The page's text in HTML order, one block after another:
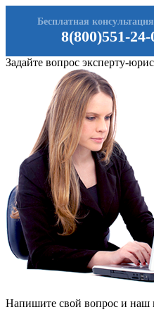
8(800)551-24-
Бесплатная
Задайте вопрос эксперту-
Напишите свой вопрос и наш